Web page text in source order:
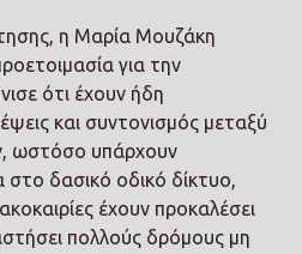
η Μαρία Μουζάκη
για την
ότι έχουν ήδη
και συντονισμός μεταξύ
ωστόσο υπάρχουν
δασικό οδικό δίκτυο,
έχουν προκαλέσει
πολλούς δρόμους μη